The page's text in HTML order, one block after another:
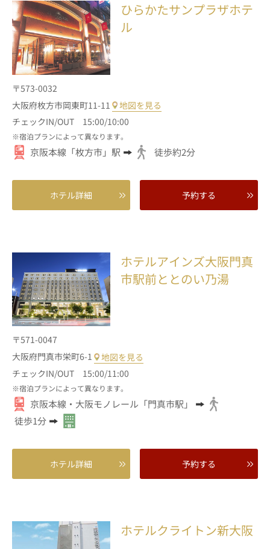
ひらかたサンプラザホテ
ル
〒573-0032
大阪府枚方市岡東町11-11
地図を見る
チェックIN/OUT 15:00/10:00
宿泊プランによって異なります。
京阪本線「枚方市」駅 徒歩約2分
ホテル詳細 予約する
ホテルアインズ大阪門真
市駅前ととのい乃湯
〒571-0047
大阪府門真市栄町6-1
地図を見る
チェックIN/OUT 15:00/11:00
宿泊プランによって異なります。
京阪本線・大阪モノレール「門真市駅」
徒歩1分
ホテル詳細 予約する
ホテルクライトン新大阪